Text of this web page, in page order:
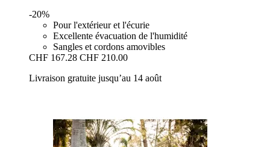
-20%
Pour l'extérieur et l'écurie
Excellente évacuation de l'humidité
Sangles et cordons amovibles
CHF 167.28 CHF 210.00
Livraison gratuite jusqu’au 14 août